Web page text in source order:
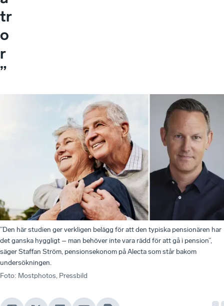
tr
o
r
”
”Den här studien ger verkligen belägg för att den typiska pensionären har
det ganska hyggligt – man behöver inte vara rädd för att gå i pension”,
säger Staffan Ström, pensionsekonom på Alecta som står bakom
undersökningen.
Foto: Mostphotos, Pressbild